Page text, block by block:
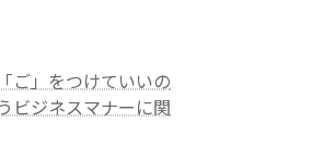
ご」をつけていいの
ビジネスマナーに関